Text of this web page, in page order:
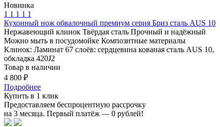
Новинка
1 1 1 1 1
Кухонный нож обвалочный премиум серия Бриз сталь AUS 10
Нержавеющий клинок Твёрдая сталь Прочный и надёжный
Можно мыть в посудомойке Композитные материалы
Клинок: Ламинат 67 слоёв: сердцевина кованая сталь AUS 10,
обкладка 420J2
Товар в наличии
4 800 ₽
Подробнее
Купить в 1 клик
Предоставляем беспроцентную рассрочку
на 3 месяца. Первый платёж — 0 рублей!